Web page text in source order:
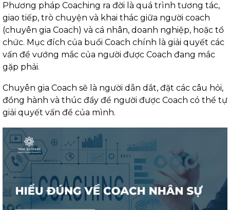
Phương pháp Coaching ra đời là quá trình tương tác,
giao tiếp, trò chuyện và khai thác giữa người coach
(chuyên gia Coach) và cá nhân, doanh nghiệp, hoặc tổ
chức. Mục đích của buổi Coach chính là giải quyết các
vấn đề vướng mắc của người được Coach đang mắc
gặp phải.
Chuyên gia Coach sẽ là người dẫn dắt, đặt các câu hỏi,
đồng hành và thúc đẩy để người được Coach có thể tự
giải quyết vấn đề của mình.